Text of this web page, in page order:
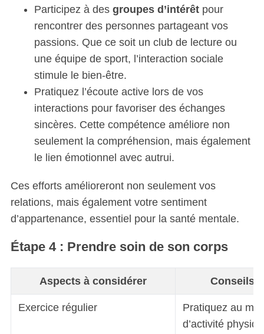
Participez à des groupes d’intérêtpour
rencontrer des personnes partageant vos
passions. Que ce soit un club de lecture ou
une équipe de sport, l’interaction sociale
stimule le bien-être.
Pratiquez l’écoute active lors de vos
interactions pour favoriser des échanges
sincères. Cette compétence améliore non
seulement la compréhension, mais également
le lien émotionnel avec autrui.
Ces efforts amélioreront non seulement vos
relations, mais également votre sentiment
d’appartenance, essentiel pour la santé mentale.
Étape 4 : Prendre soin de son corps
Aspects à considérer Conseils
Exercice régulier
Pratiquez au
d’activité
a
h
f
o
r